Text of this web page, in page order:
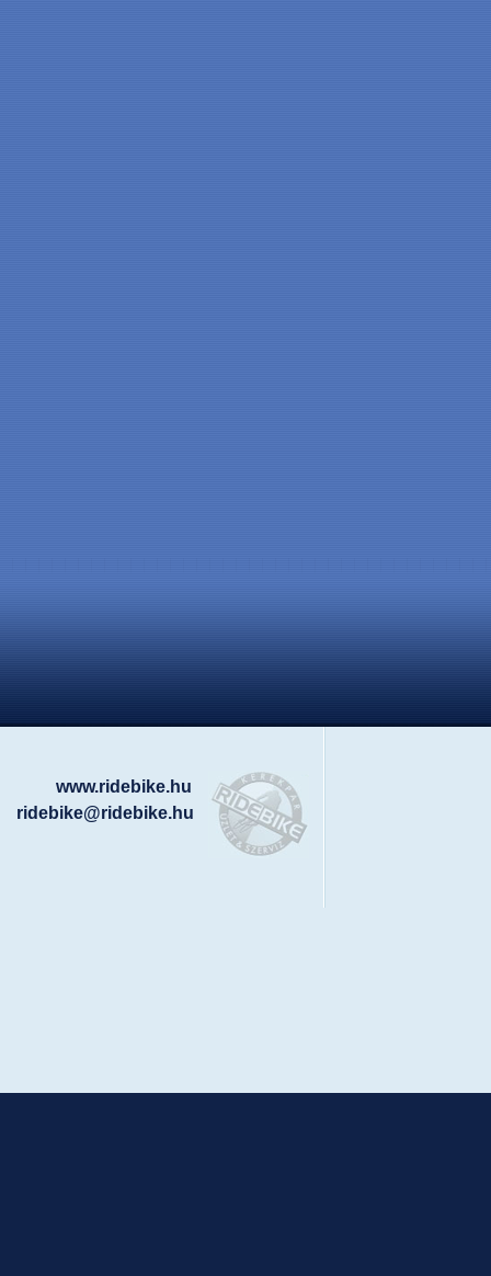
www.ridebike.hu
ridebike@ridebike.hu